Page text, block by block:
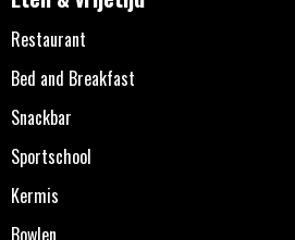
Restaurant
Bed and Breakfast
Snackbar
Sportschool
Kermis
Bowlen